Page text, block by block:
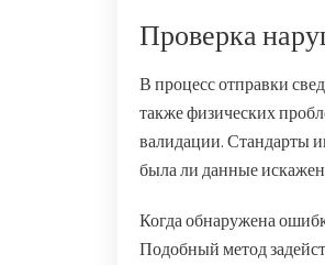
Проверка
В процесс отправки
также физических
валидации. Стандарты
была ли данные
Когда обнаружена
Подобный метод